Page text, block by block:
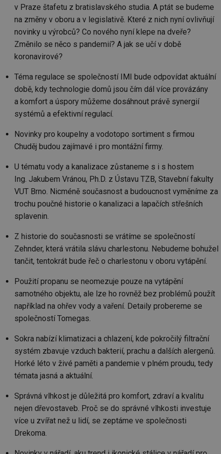
v Praze štafetu z bratislavského studia. A ptát se budeme
na změny v oboru a v legislativě. Které z nich nyní ovlivňují
novinky u výrobců? Co nového nyní klepe na dveře?
Změnilo se něco s pandemií? A jak se učí v době
koronavirové?
Téma regulace se společností IMI bude odpovídat aktuální
době, kdy technologie domů jsou čím dál více provázány
a komfort a úspory můžeme dosáhnout právě synergií
systémů a efektivní regulací.
Novinky pro koupelny a vodotopo sortiment s firmou
Chuděj budou zajímavé i pro montážní firmy.
U tématu vody a kanalizace zůstaneme s i s hostem
Ing. Jakubem Vránou, Ph.D. z Ústavu TZB, Stavební fakulty
VUT Brno. Nicméně současnost a budoucnost vyměníme za
trochu poučné historie o kanalizaci a lapačích střešních
splavenin.
Z historie do současnosti se vrátíme se společností
Zehnder, která vrátila slávu charlestonu. Nebudeme bohužel
tančit, tentokrát bude řeč o charlestonu v oboru vytápění.
Použití propanu se neomezuje pouze na vytápění
samotného objektu, ale lze ho rovněž bez problémů použít
například na ohřev vody a vaření. Detaily probereme se
společností Tomegas.
Sokra nabízí klimatizaci a chlazení, kde pokročilý filtrační
systém zbavuje vzduch bakterií, prachu a dalších alergenů.
Horké léto v živé paměti a pandemie v plném proudu, tedy
témata jasná a aktuální.
Správná vlhkost je důležitá pro komfort, zdraví a kvalitu
nejen dřevostaveb. Proč se do správné vlhkosti investuje
více u zvířat než u lidí, se zeptáme ve společnosti
Drekoma.